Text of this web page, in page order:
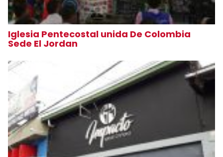
Iglesia Pentecostal unida De Colombia
Sede El Jordan